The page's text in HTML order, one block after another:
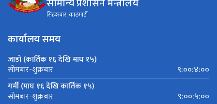
सिंहदरबार, काठमाडौँ
कार्यालय समय
जाडो (कार्तिक १६ देखि माघ १५)
सोमबार-शुक्रबार
९:००:४:००
गर्मी (माघ १६ देखि कार्तिक १५)
सोमबार-शुक्रबार ९:००:५:००